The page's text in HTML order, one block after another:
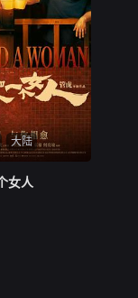
大陆
个女人
女人